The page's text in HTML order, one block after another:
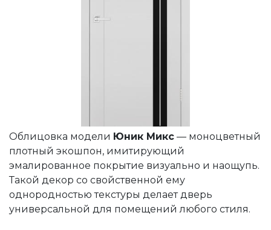
Облицовка модели Юник Микс — моноцветный
плотный экошпон, имитирующий
эмалированное покрытие визуально и наощупь.
Такой декор со свойственной ему
однородностью текстуры делает дверь
универсальной для помещений любого стиля.